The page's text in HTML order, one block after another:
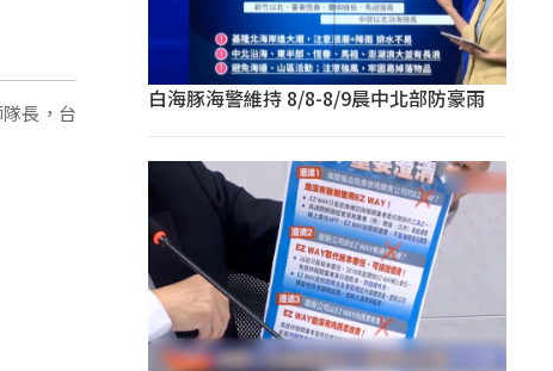
長，台
白海豚海警維持 8/8-8/9晨中北部防豪雨